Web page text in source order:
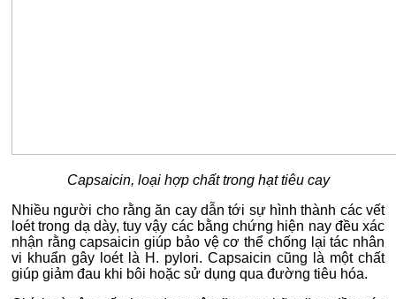
Capsaicin, loại hợp chất trong hạt tiêu cay
Nhiều người cho rằng ăn cay dẫn tới sự hình thành các vết
loét trong dạ dày, tuy vậy các bằng chứng hiện nay đều xác
nhận rằng capsaicin giúp bảo vệ cơ thể chống lại tác nhân
vi khuẩn gây loét là H. pylori. Capsaicin cũng là một chất
giúp giảm đau khi bôi hoặc sử dụng qua đường tiêu hóa.